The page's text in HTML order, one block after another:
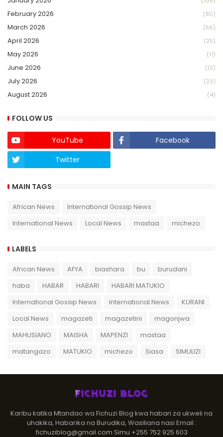
February 2026 (80)
March 2026 (56)
April 2026 (25)
May 2026 (11)
June 2026 (12)
July 2026 (23)
August 2026 (4)
FOLLOW US
YouTube
Facebook
Twitter
MAIN TAGS
African News
International Gossip News
International News
Local News mastaa michezo
LABELS
African News AFYA biashara bu
burudani
haba
HABAR HABARI
HABARI MATUKIO
International Gossip News
International News
KURANI
Local News
magazeti magazetini
magonjwa
MAHUSIANO
MAISHA MAPENZI
mastaa
matangazo
MATUKIO michezo Siasa SIMULIZI
Karibu katika Mtandao wa Fichuzi Blog kwa habari za ukweli na
uhakika, Habarika na Burudika, Wasiliana nasi Email :
fichuziblog@gmail.com Simu +255 752 925 603